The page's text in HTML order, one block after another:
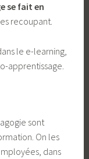
se fait en
recoupant.
le e-learning,
apprentissage.
sont
On les
dans